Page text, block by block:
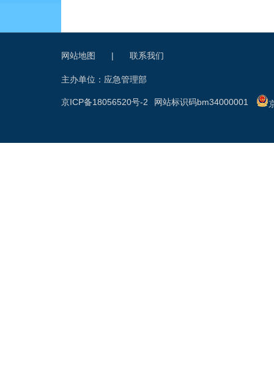
网站地图 | 联系我们
主办单位：应急管理部
网站标识码bm34000001
京ICP备18056520号-2